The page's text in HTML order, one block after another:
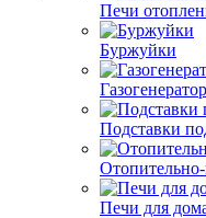
Печи
Буржуйки
Подставки
Печи для